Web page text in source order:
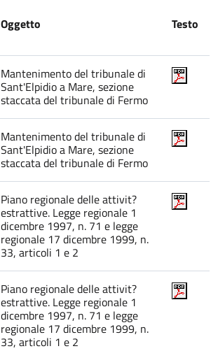
Oggetto Testo
Mantenimento del tribunale di
Sant'Elpidio a Mare, sezione
staccata del tribunale di Fermo
Mantenimento del tribunale di
Sant'Elpidio a Mare, sezione
staccata del tribunale di Fermo
Piano regionale delle attivit?
estrattive. Legge regionale 1
dicembre 1997, n. 71 e legge
regionale 17 dicembre 1999, n.
33, articoli 1 e 2
Piano regionale delle attivit?
estrattive. Legge regionale 1
dicembre 1997, n. 71 e legge
regionale 17 dicembre 1999, n.
33, articoli 1 e 2